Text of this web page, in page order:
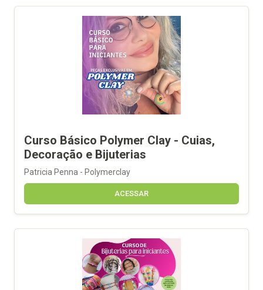
Curso Básico Polymer Clay - Cuias,
Decoração e Bijuterias
Patricia Penna - Polymerclay
ACESSAR